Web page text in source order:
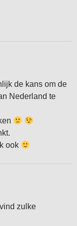
de kans om de
Nederland te
ook
zulke